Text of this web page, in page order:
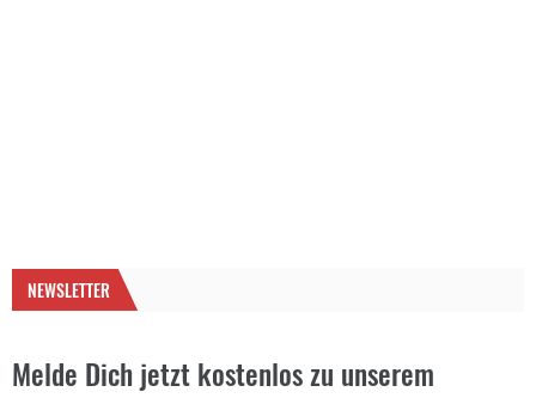
NEWSLETTER
Melde Dich jetzt kostenlos zu unserem